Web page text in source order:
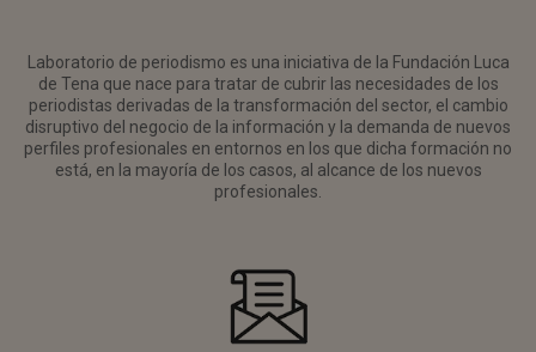
Laboratorio de periodismo es una iniciativa de la Fundación Luca
de Tena que nace para tratar de cubrir las necesidades de los
periodistas derivadas de la transformación del sector, el cambio
disruptivo del negocio de la información y la demanda de nuevos
perfiles profesionales en entornos en los que dicha formación no
está, en la mayoría de los casos, al alcance de los nuevos
profesionales.